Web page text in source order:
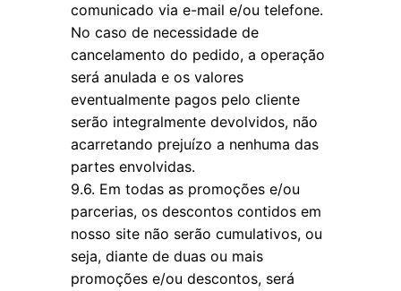
comunicado via e-mail e/ou telefone.
No caso de necessidade de
cancelamento do pedido, a operação
será anulada e os valores
eventualmente pagos pelo cliente
serão integralmente devolvidos, não
acarretando prejuízo a nenhuma das
partes envolvidas.
9.6. Em todas as promoções e/ou
parcerias, os descontos contidos em
nosso site não serão cumulativos, ou
seja, diante de duas ou mais
promoções e/ou descontos, será